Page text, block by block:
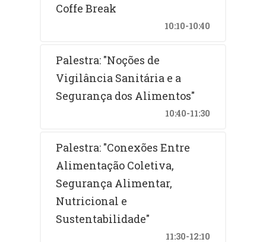
Coffe Break
10:10-10:40
Palestra: "Noções de
Vigilância Sanitária e a
Segurança dos Alimentos"
10:40-11:30
Palestra: "Conexões Entre
Alimentação Coletiva,
Segurança Alimentar,
Nutricional e
Sustentabilidade"
11:30-12:10